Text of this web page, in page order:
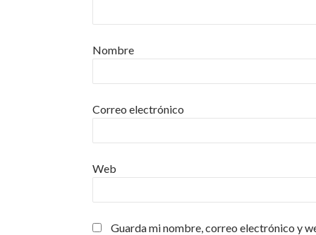
Nombre
Correo electrónico
Web
Guarda mi nombre, correo electrónico y